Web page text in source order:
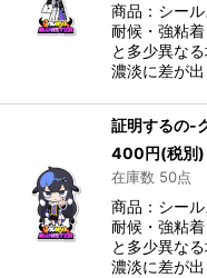
商品：シー
耐候・強粘
と多少異な
濃淡に差が出
証明するの-
400円(税別)
在庫数 50点
商品：シー
耐候・強粘
と多少異な
濃淡に差が出